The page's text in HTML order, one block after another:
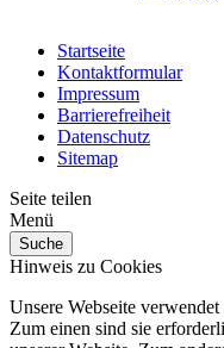
Startseite
Kontaktformular
Impressum
Barrierefreiheit
Datenschutz
Sitemap
Seite teilen
Menü
Suche
Hinweis zu Cookies
Unsere Webseite
Zum einen sind sie